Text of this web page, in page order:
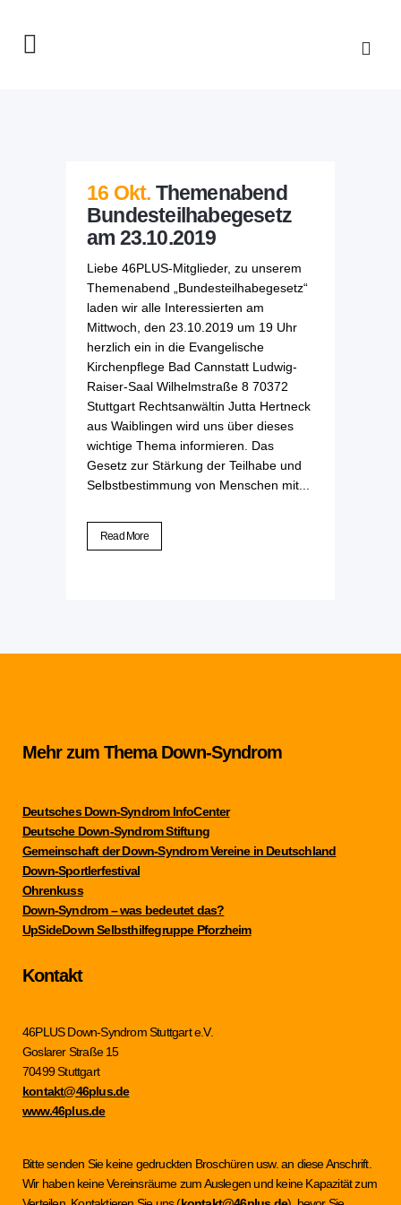
16 Okt. Themenabend
Bundesteilhabegesetz
am 23.10.2019
Liebe 46PLUS-Mitglieder, zu unserem
Themenabend „Bundesteilhabegesetz“
laden wir alle Interessierten am
Mittwoch, den 23.10.2019 um 19 Uhr
herzlich ein in die Evangelische
Kirchenpflege Bad Cannstatt Ludwig-
Raiser-Saal Wilhelmstraße 8 70372
Stuttgart Rechtsanwältin Jutta Hertneck
aus Waiblingen wird uns über dieses
wichtige Thema informieren. Das
Gesetz zur Stärkung der Teilhabe und
Selbstbestimmung von Menschen mit...
Read More
Mehr zum Thema Down-Syndrom
Deutsches Down-Syndrom InfoCenter
Deutsche Down-Syndrom Stiftung
Gemeinschaft der Down-Syndrom Vereine in Deutschland
Down-Sportlerfestival
Ohrenkuss
Down-Syndrom – was bedeutet das?
UpSideDown Selbsthilfegruppe Pforzheim
Kontakt
46PLUS Down-Syndrom Stuttgart e.V.
Goslarer Straße 15
70499 Stuttgart
kontakt@46plus.de
www.46plus.de
Bitte senden Sie keine gedruckten Broschüren usw. an diese Anschrift.
Wir haben keine Vereinsräume zum Auslegen und keine Kapazität zum